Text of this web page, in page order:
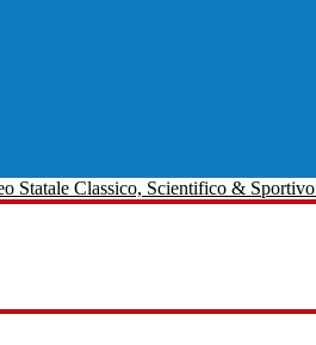
Statale Classico, Scientifico & Sportivo